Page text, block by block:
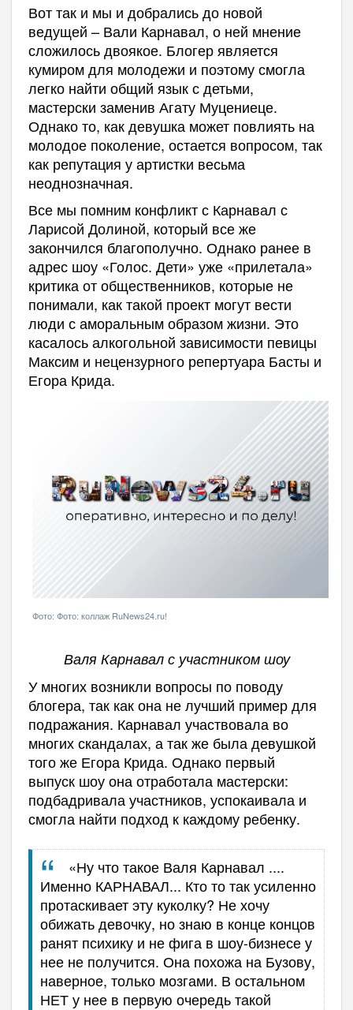
Вот так и мы и добрались до новой
ведущей – Вали Карнавал, о ней мнение
сложилось двоякое. Блогер является
кумиром для молодежи и поэтому смогла
легко найти общий язык с детьми,
мастерски заменив Агату Муцениеце.
Однако то, как девушка может повлиять на
молодое поколение, остается вопросом, так
как репутация у артистки весьма
неоднозначная.
Все мы помним конфликт с Карнавал с
Ларисой Долиной, который все же
закончился благополучно. Однако ранее в
адрес шоу «Голос. Дети» уже «прилетала»
критика от общественников, которые не
понимали, как такой проект могут вести
люди с аморальным образом жизни. Это
касалось алкогольной зависимости певицы
Максим и нецензурного репертуара Басты и
Егора Крида.
Фото: Фото: коллаж RuNews24.ru!
Валя Карнавал с участником шоу
У многих возникли вопросы по поводу
блогера, так как она не лучший пример для
подражания. Карнавал участвовала во
многих скандалах, а так же была девушкой
того же Егора Крида. Однако первый
выпуск шоу она отработала мастерски:
подбадривала участников, успокаивала и
смогла найти подход к каждому ребенку.
«Ну что такое Валя Карнавал ....
Именно КАРНАВАЛ... Кто то так усиленно
протаскивает эту куколку? Не хочу
обижать девочку, но знаю в конце концов
ранят психику и не фига в шоу-бизнесе у
нее не получится. Она похожа на Бузову,
наверное, только мозгами. В остальном
НЕТ у нее в первую очередь такой